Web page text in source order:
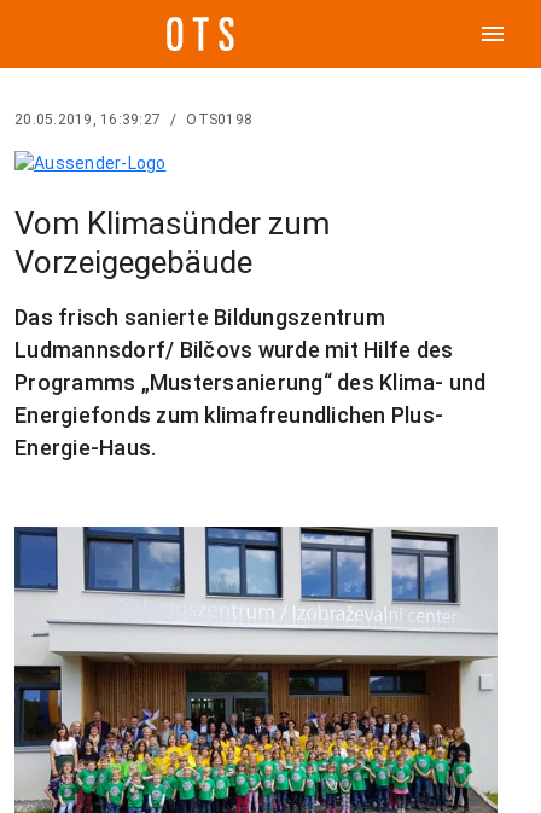
menu
20.05.2019, 16:39:27 / OTS0198
Vom Klimasünder zum
Vorzeigegebäude
Das frisch sanierte Bildungszentrum
Ludmannsdorf/ Bilčovs wurde mit Hilfe des
Programms „Mustersanierung“ des Klima- und
Energiefonds zum klimafreundlichen Plus-
Energie-Haus.